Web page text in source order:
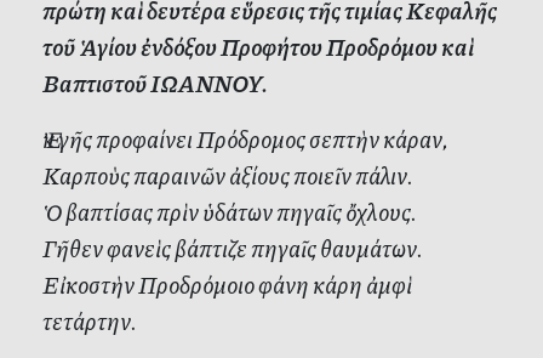
πρώτη καὶ δευτέρα εὕρεσις τῆς τιμίας Κεφαλῆς
τοῦ Ἁγίου ἐνδόξου Προφήτου Προδρόμου καὶ
Βαπτιστοῦ ΙΩΑΝΝΟΥ.
Ἐκ γῆς προφαίνει Πρόδρομος σεπτὴν κάραν,
Καρποὺς παραινῶν ἀξίους ποιεῖν πάλιν.
Ὁ βαπτίσας πρὶν ὑδάτων πηγαῖς ὄχλους.
Γῆθεν φανεὶς βάπτιζε πηγαῖς θαυμάτων.
Εἰκοστὴν Προδρόμοιο φάνη κάρη ἀμφὶ
τετάρτην.